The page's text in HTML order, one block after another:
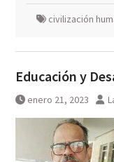
civilización
Educación y
enero 21, 2023